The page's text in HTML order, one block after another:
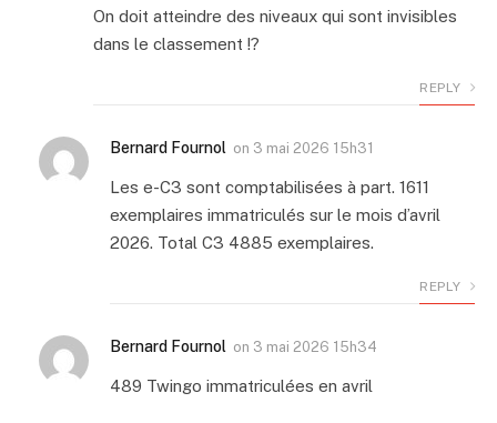
On doit atteindre des niveaux qui sont invisibles
dans le classement !?
REPLY
Bernard Fournol on 3 mai 2026 15h31
Les e-C3 sont comptabilisées à part. 1611
exemplaires immatriculés sur le mois d’avril
2026. Total C3 4885 exemplaires.
REPLY
Bernard Fournol on 3 mai 2026 15h34
489 Twingo immatriculées en avril